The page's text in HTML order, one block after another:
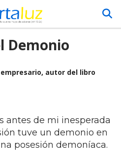
Demonio
autor del libro
antes de mi inesperada
tuve un demonio en
posesión demoníaca.